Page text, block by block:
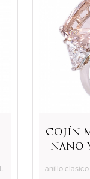
anillo de plata de ley único con brillante aqua y blanco cz
cojín
nano